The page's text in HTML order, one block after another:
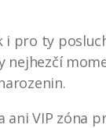
i pro ty
nejhezčí
ani VIP